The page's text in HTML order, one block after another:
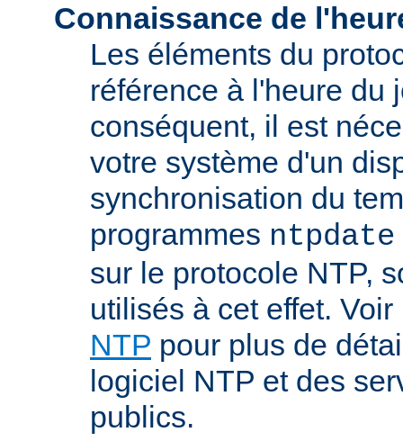
Connaissance de
Les éléments du
référence à l'heure du
conséquent, il est
votre système d'un
synchronisation du
programmes ntpdate
sur le protocole NTP,
utilisés à cet effet.
NTP pour plus de
logiciel NTP et des
publics.